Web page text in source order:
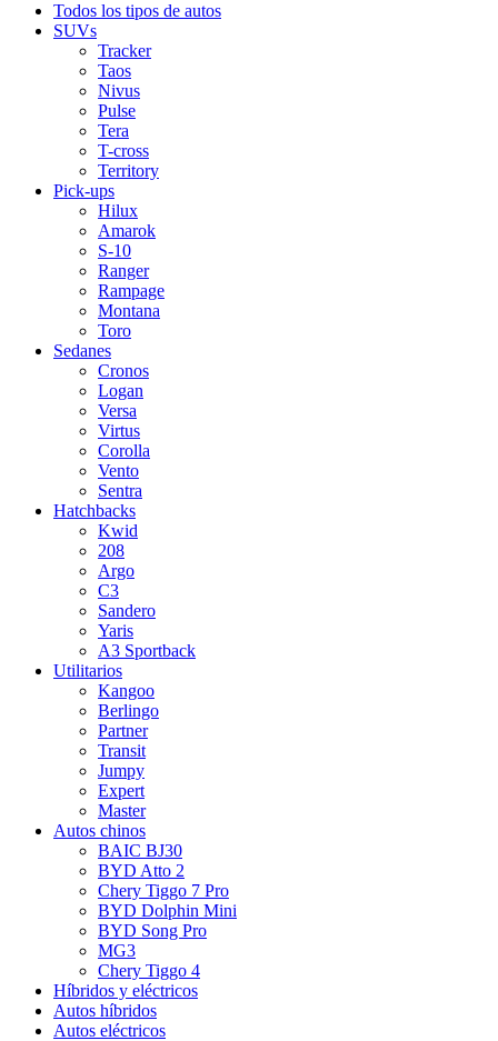
Todos los tipos de autos
SUVs
Tracker
Taos
Nivus
Pulse
Tera
T-cross
Territory
Pick-ups
Hilux
Amarok
S-10
Ranger
Rampage
Montana
Toro
Sedanes
Cronos
Logan
Versa
Virtus
Corolla
Vento
Sentra
Hatchbacks
Kwid
208
Argo
C3
Sandero
Yaris
A3 Sportback
Utilitarios
Kangoo
Berlingo
Partner
Transit
Jumpy
Expert
Master
Autos chinos
BAIC BJ30
BYD Atto 2
Chery Tiggo 7 Pro
BYD Dolphin Mini
BYD Song Pro
MG3
Chery Tiggo 4
Híbridos y eléctricos
Autos híbridos
Autos eléctricos